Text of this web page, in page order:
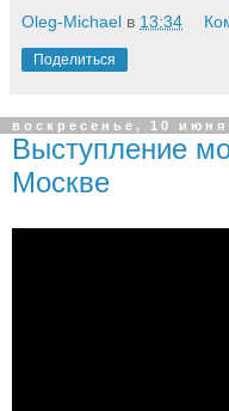
Oleg-Michael в 13:34
Поделиться
воскресенье, 10 июня
Выступление
Москве